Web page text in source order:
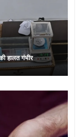
हालत गंभीर